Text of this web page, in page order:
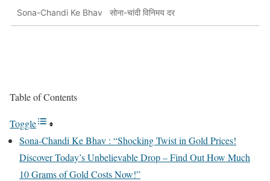
Sona-Chandi Ke Bhav सोना-चांदी विनिमय दर
Table of Contents
Toggle
Sona-Chandi Ke Bhav : “Shocking Twist in Gold Prices!
Discover Today’s Unbelievable Drop – Find Out How Much
10 Grams of Gold Costs Now!”